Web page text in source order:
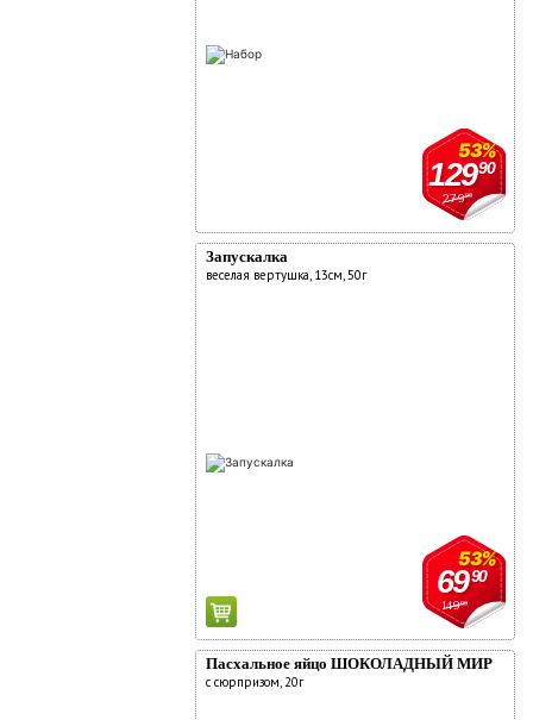
27990
53%
12990
Запускалка
веселая вертушка, 13см, 50г
14990
53%
6990
Пасхальное яйцо ШОКОЛАДНЫЙ МИР
с сюрпризом, 20г